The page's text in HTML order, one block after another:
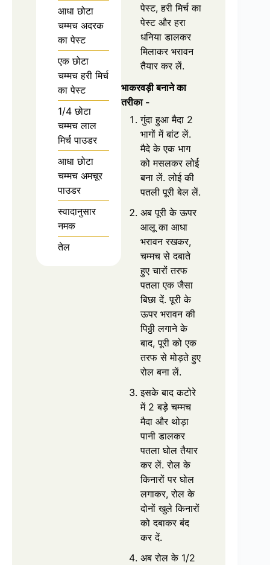
आधा छोटा
चम्मच अदरक
का पेस्ट
एक छोटा
चम्मच हरी मिर्च
का पेस्ट
1/4 छोटा
चम्मच लाल
मिर्च पाउडर
आधा छोटा
चम्मच अमचूर
पाउडर
स्वादानुसार
नमक
तेल
पेस्ट, हरी मिर्च का
पेस्ट और हरा
धनिया डालकर
मिलाकर भरावन
तैयार कर लें.
भाकरवड़ी बनाने का
तरीका -
गुंदा हुआ मैदा 2
भागों में बांट लें.
मैदे के एक भाग
को मसलकर लोई
बना लें. लोई की
पतली पूरी बेल लें.
अब पूरी के ऊपर
आलू का आधा
भरावन रखकर,
चम्मच से दबाते
हुए चारों तरफ
पतला एक जैसा
बिछा दें. पूरी के
ऊपर भरावन की
पिठ्ठी लगाने के
बाद, पूरी को एक
तरफ से मोड़ते हुए
रोल बना लें.
इसके बाद कटोरे
में 2 बड़े चम्मच
मैदा और थोड़ा
पानी डालकर
पतला घोल तैयार
कर लें. रोल के
किनारों पर घोल
लगाकर, रोल के
दोनों खुले किनारों
को दबाकर बंद
कर दें.
अब रोल के 1/2